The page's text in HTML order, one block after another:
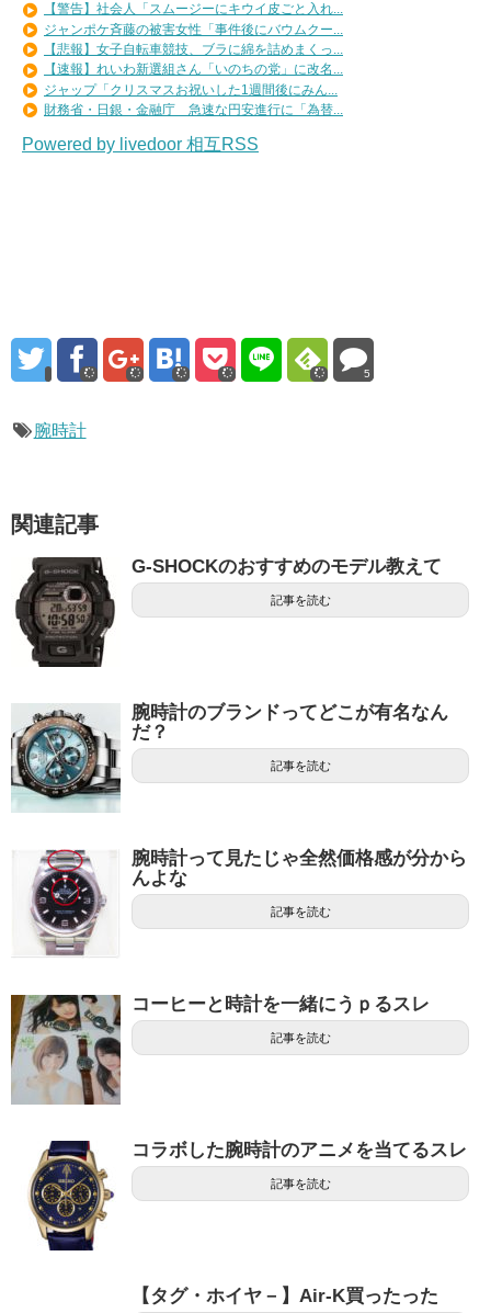
【警告】社会人「スムージーにキウイ皮ごと入れ...
ジャンポケ斉藤の被害女性「事件後にバウムクー...
【悲報】女子自転車競技、ブラに綿を詰めまくっ...
【速報】れいわ新選組さん「いのちの党」に改名...
ジャップ「クリスマスお祝いした1週間後にみん...
財務省・日銀・金融庁 急速な円安進行に「為替...
Powered by livedoor 相互RSS
5
腕時計
関連記事
G-SHOCKのおすすめのモデル教えて
記事を読む
腕時計のブランドってどこが有名なん
だ？
記事を読む
腕時計って見たじゃ全然価格感が分から
んよな
記事を読む
コーヒーと時計を一緒にうｐるスレ
記事を読む
コラボした腕時計のアニメを当てるスレ
記事を読む
【タグ・ホイヤ－】Air-K買ったった